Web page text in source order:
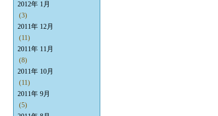
2012年 1月
(3)
2011年 12月
(11)
2011年 11月
(8)
2011年 10月
(11)
2011年 9月
(5)